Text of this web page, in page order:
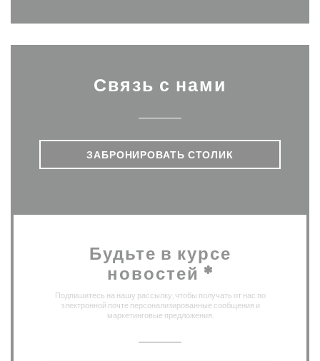
Связь с нами
ЗАБРОНИРОВАТЬ СТОЛИК
Будьте в курсе
новостей *
Подпишитесь на нашу рассылку, чтобы получать от нас по
электронной почте персонализированные сообщения и
маркетинговые предложения.